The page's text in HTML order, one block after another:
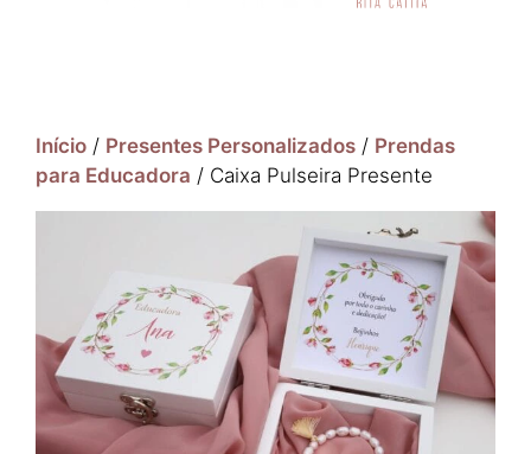
Início / Presentes Personalizados / Prendas
para Educadora / Caixa Pulseira Presente